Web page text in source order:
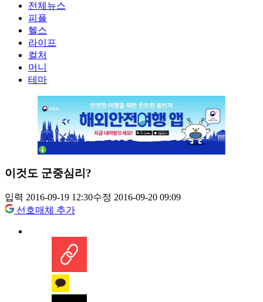
전체뉴스
피플
헬스
라이프
컬처
머니
테마
이것도 군중심리?
입력 2016-09-19 12:30수정 2016-09-20 09:09
선호매체 추가